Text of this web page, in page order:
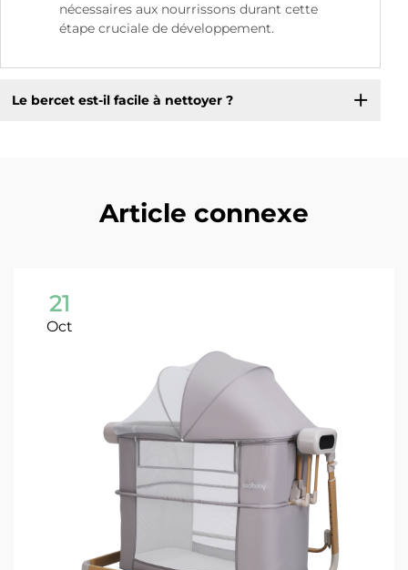
nécessaires aux nourrissons durant cette
étape cruciale de développement.
Le bercet est-il facile à nettoyer ?
Article connexe
21
Oct